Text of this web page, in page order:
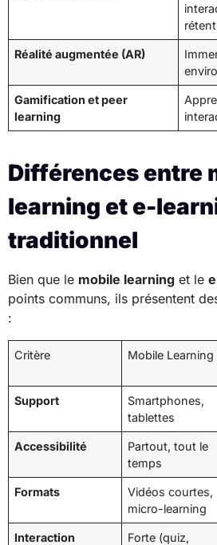
Réalité augmentée (AR)
Gamification et peer
learning
Différences entre
learning et e-
traditionnel
Bien que le mobile learning et le
points communs, ils présentent
:
Critère Mobile Learning
Support
Smartphones,
tablettes
Accessibilité
Partout, tout le
temps
Formats
Vidéos courtes,
micro-learning
Interaction
Forte (quiz,